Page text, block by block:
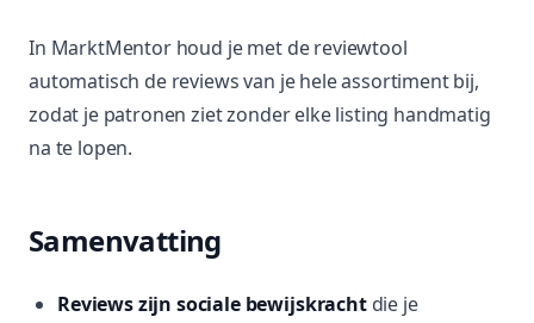
In MarktMentor houd je met de reviewtool
automatisch de reviews van je hele assortiment bij,
zodat je patronen ziet zonder elke listing handmatig
na te lopen.
Samenvatting
Reviews zijn sociale bewijskrachtdie je